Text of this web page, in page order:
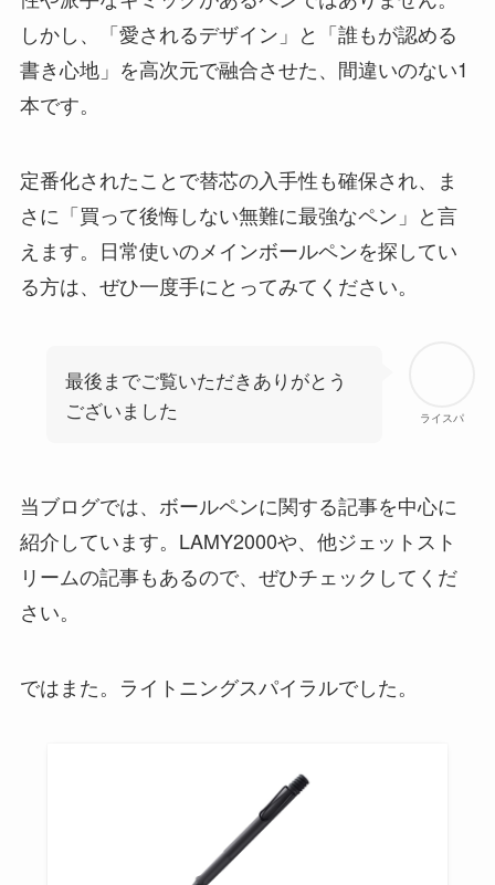
しかし、「愛されるデザイン」と「誰もが認める
書き心地」を高次元で融合させた、間違いのない1
本です。
定番化されたことで替芯の入手性も確保され、ま
さに「買って後悔しない無難に最強なペン」と言
えます。日常使いのメインボールペンを探してい
る方は、ぜひ一度手にとってみてください。
ライスパ
最後までご覧いただきありがとう
ございました
当ブログでは、ボールペンに関する記事を中心に
紹介しています。LAMY2000や、他ジェットスト
リームの記事もあるので、ぜひチェックしてくだ
さい。
ではまた。ライトニングスパイラルでした。